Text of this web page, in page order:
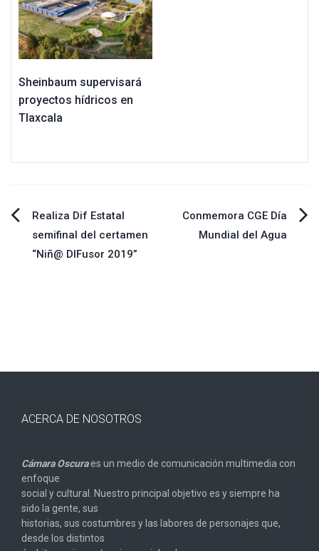
Sheinbaum supervisará
proyectos hídricos en
Tlaxcala
Navegación
de
Realiza Dif Estatal
semifinal del certamen
“Niñ@ DIFusor 2019”
Conmemora CGE Día
Mundial del Agua
ACERCA DE NOSOTROS
Cámara Oscuraes un medio de comunicación multimedia con
enfoque
social y cultural. Nuestro principal objetivo es y siempre ha
sido la gente, sus
historias, sus costumbres y las labores de personajes que,
desde los distintos